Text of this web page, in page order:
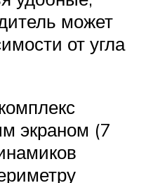
может
от угла
экраном (7